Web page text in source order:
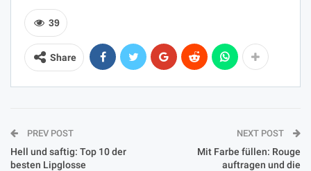
39
Share
PREV POST
Hell und saftig: Top 10 der
besten Lipglosse
NEXT POST
Mit Farbe füllen: Rouge
auftragen und die